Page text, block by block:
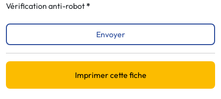
Vérification anti-robot
Envoyer
Imprimer cette fiche